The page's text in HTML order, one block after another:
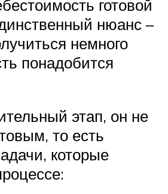
готовой
нюанс –
немного
понадобится
этап, он не
то есть
которые